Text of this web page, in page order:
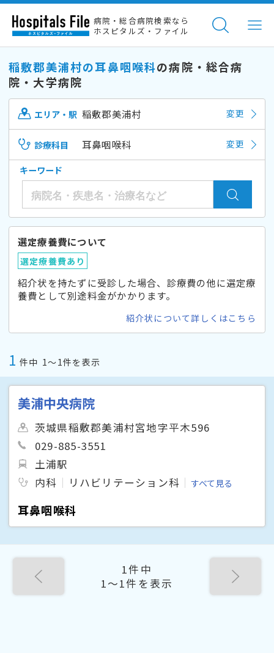
病院・総合病院検索なら
ホスピタルズ・ファイル
稲敷郡美浦村の耳鼻咽喉科の病院・総合病
院・大学病院
エリア・駅 稲敷郡美浦村 変更
診療科目 耳鼻咽喉科 変更
キーワード
選定療養費について
選定療養費あり
紹介状を持たずに受診した場合、診療費の他に選定療
養費として別途料金がかかります。
紹介状について詳しくはこちら
1 件中 1〜1件を表示
美浦中央病院
茨城県稲敷郡美浦村宮地字平木596
029-885-3551
土浦駅
内科
リハビリテーション科 すべて見る
耳鼻咽喉科
1件中
1〜1件を表示